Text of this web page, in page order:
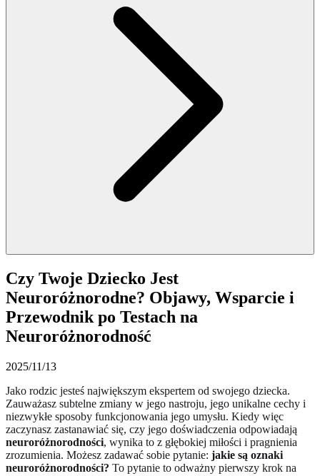
Czy Twoje Dziecko Jest
Neuroróżnorodne? Objawy, Wsparcie i
Przewodnik po Testach na
Neuroróżnorodność
2025/11/13
Jako rodzic jesteś największym ekspertem od swojego dziecka.
Zauważasz subtelne zmiany w jego nastroju, jego unikalne cechy i
niezwykłe sposoby funkcjonowania jego umysłu. Kiedy więc
zaczynasz zastanawiać się, czy jego doświadczenia odpowiadają
neuroróżnorodności, wynika to z głębokiej miłości i pragnienia
zrozumienia. Możesz zadawać sobie pytanie: jakie są oznaki
neuroróżnorodności? To pytanie to odważny pierwszy krok na